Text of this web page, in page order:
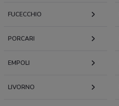
FUCECCHIO
PORCARI
EMPOLI
LIVORNO